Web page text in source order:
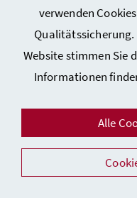
verwenden
Website stimmen Sie
Informationen
Alle
18. Mai 2026
veröffentlicht